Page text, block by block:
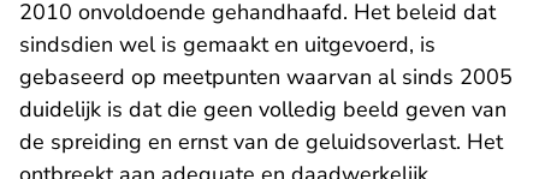
2010 onvoldoende gehandhaafd. Het beleid dat
sindsdien wel is gemaakt en uitgevoerd, is
gebaseerd op meetpunten waarvan al sinds 2005
duidelijk is dat die geen volledig beeld geven van
de spreiding en ernst van de geluidsoverlast. Het